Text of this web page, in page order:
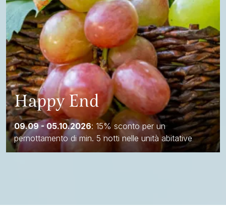
Happy End
09.09 - 05.10.2026: 15% sconto per un
pernottamento di min. 5 notti nelle unità abitative